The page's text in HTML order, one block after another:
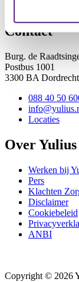
Zij nemen
Contact
Burg. de
Postbus 1001
3300 BA Dordrecht
088 40 50
Locaties
Over Yulius
Werken bij
Pers
Klachten
Disclaimer
Cookiebeleid
ANBI
Copyright © 2026